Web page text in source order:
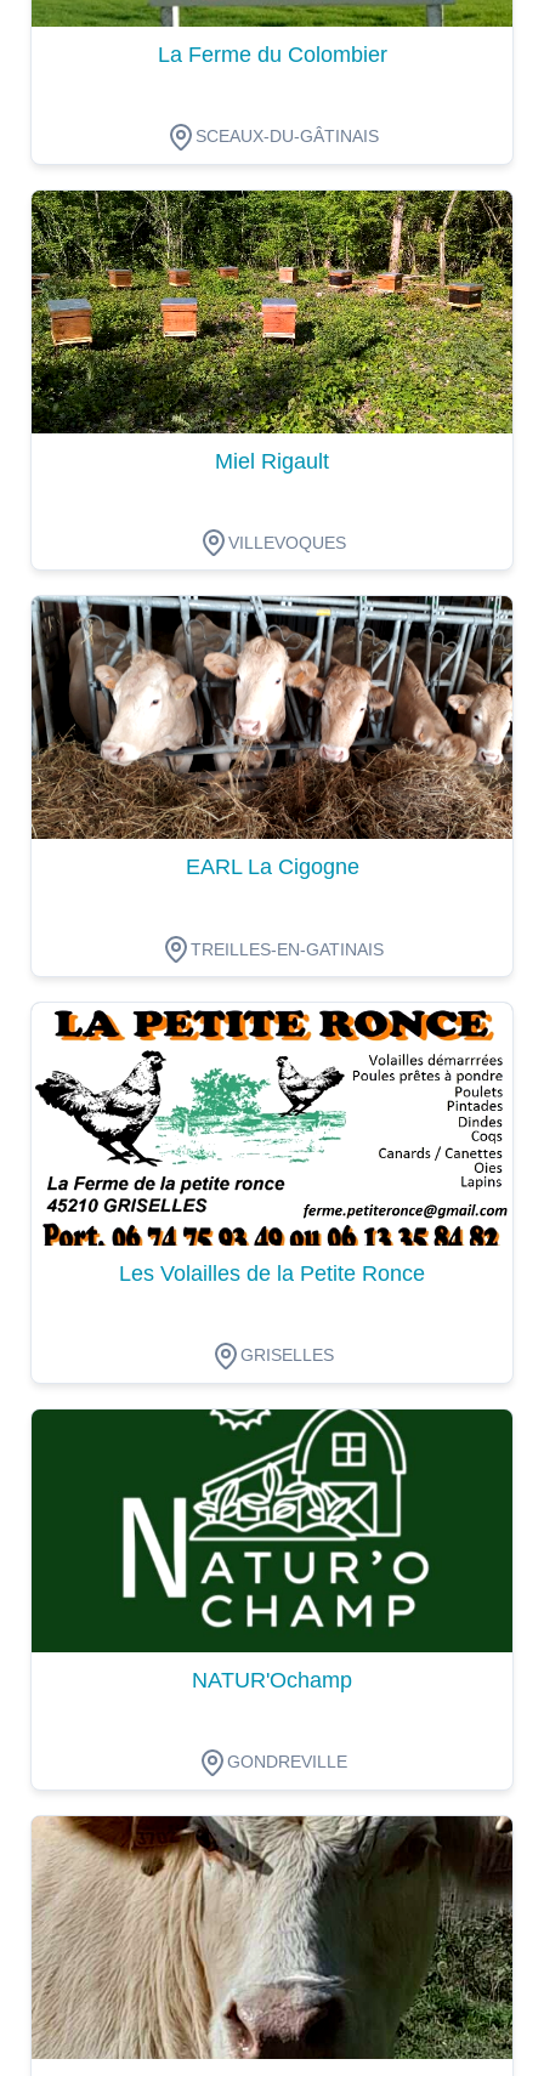
La Ferme du Colombier
SCEAUX-DU-GÂTINAIS
Dégustation
Miel Rigault
VILLEVOQUES
Dégustation
EARL La Cigogne
TREILLES-EN-GATINAIS
Dégustation
Les Volailles de la Petite Ronce
GRISELLES
NATUR'Ochamp
GONDREVILLE
Dégustation